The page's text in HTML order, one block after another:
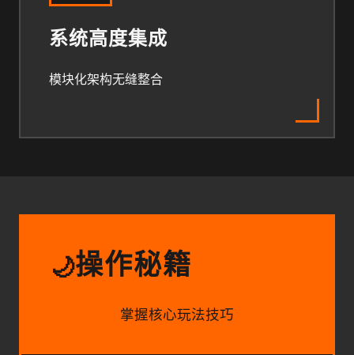
系统高度集成
模块化架构无缝整合
🌙操作秘籍
掌握核心玩法技巧